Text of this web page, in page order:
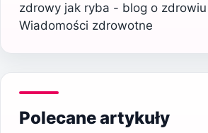
zdrowy jak ryba - blog o zdrowiu
Wiadomości zdrowotne
Polecane artykuły